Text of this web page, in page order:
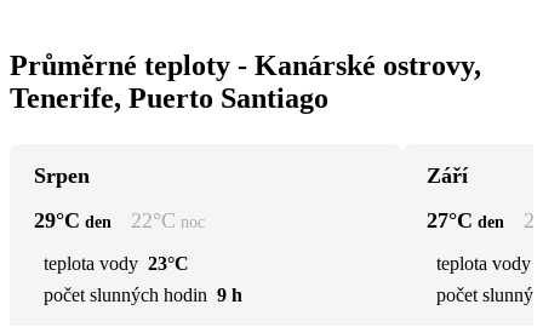
Průměrné teploty - Kanárské ostrovy,
Tenerife, Puerto Santiago
Srpen
29°C den 22°C noc
teplota vody 23°C
počet slunných hodin 9 h
Září
27°C den
teplota vody
počet